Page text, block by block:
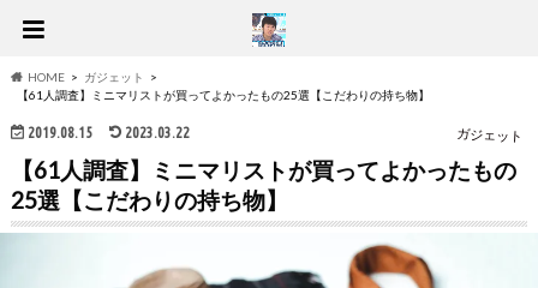
HOME
ガジェット
【61人調査】ミニマリストが買ってよかったもの25選【こだわりの持ち物】
2019.08.15 2023.03.22 ガジェット
【61人調査】ミニマリストが買ってよかったもの
25選【こだわりの持ち物】